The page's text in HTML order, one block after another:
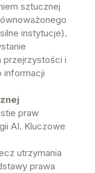
sztucznej
instytucje).
przejrzystości i
informacji
praw
AI. Kluczowe
utrzymania
prawa